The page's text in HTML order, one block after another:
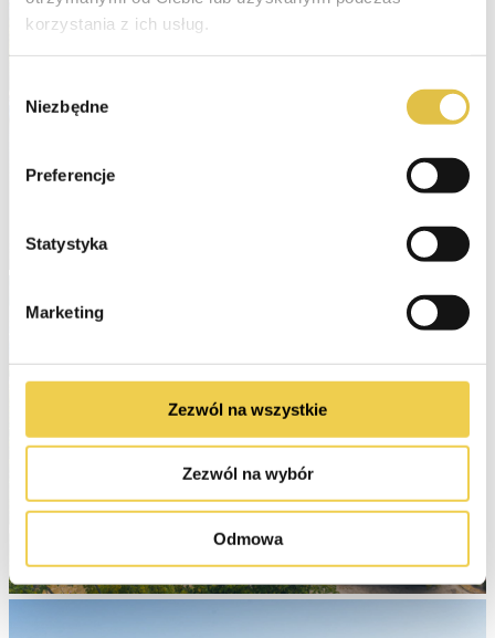
korzystania z ich usług.
zgody
Niezbędne
Preferencje
Statystyka
Marketing
Zezwól na wszystkie
Zezwól na wybór
Odmowa